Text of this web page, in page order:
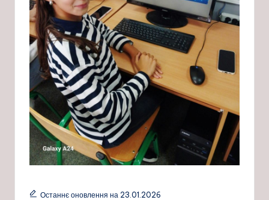
Останнє оновлення на 23.01.2026